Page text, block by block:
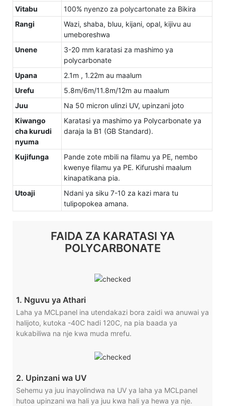
Vitabu
100% nyenzo za polycartonate za Bikira
Rangi
Wazi, shaba, bluu, kijani, opal, kijivu au
umeboreshwa
Unene
3-20 mm karatasi za mashimo ya
polycarbonate
Upana
2.1m , 1.22m au maalum
Urefu
5.8m/6m/11.8m/12m au maalum
Juu
Na 50 micron ulinzi UV, upinzani joto
Kiwango
cha kurudi
nyuma
Karatasi ya mashimo ya Polycarbonate ya
daraja la B1 (GB Standard).
Kujifunga
Pande zote mbili na filamu ya PE, nembo
kwenye filamu ya PE. Kifurushi maalum
kinapatikana pia.
Utoaji
Ndani ya siku 7-10 za kazi mara tu
tulipopokea amana.
FAIDA ZA KARATASI YA
POLYCARBONATE
1. Nguvu ya Athari
Laha ya MCLpanel ina utendakazi bora zaidi wa anuwai ya
halijoto, kutoka -40C hadi 120C, na pia baada ya
kukabiliwa na nje kwa muda mrefu.
2. Upinzani wa UV
Sehemu ya juu inayolindwa na UV ya laha ya MCLpanel
hutoa upinzani wa hali ya juu kwa hali ya hewa ya nje.